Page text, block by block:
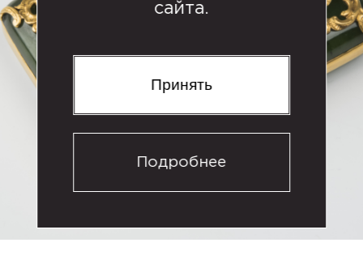
сайта.
Принять
Подробнее